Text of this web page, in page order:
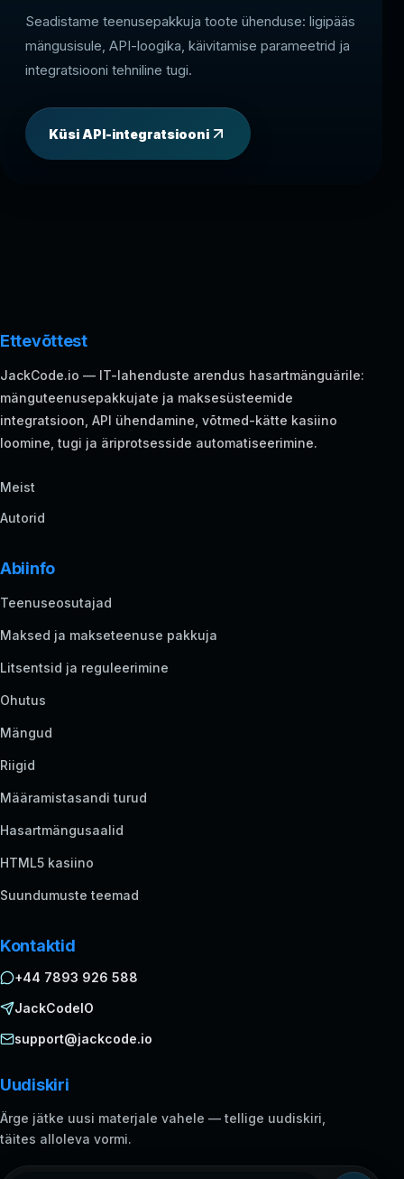
Seadistame teenusepakkuja toote ühenduse: ligipääs
mängusisule, API-loogika, käivitamise parameetrid ja
integratsiooni tehniline tugi.
Küsi API-integratsiooni
Ettevõttest
JackCode.io — IT-lahenduste arendus hasartmänguärile:
mänguteenusepakkujate ja maksesüsteemide
integratsioon, API ühendamine, võtmed-kätte kasiino
loomine, tugi ja äriprotsesside automatiseerimine.
Meist
Autorid
Abiinfo
Teenuseosutajad
Maksed ja makseteenuse pakkuja
Litsentsid ja reguleerimine
Ohutus
Mängud
Riigid
Määramistasandi turud
Hasartmängusaalid
HTML5 kasiino
Suundumuste teemad
Kontaktid
+44 7893 926 588
JackCodeIO
support@jackcode.io
Uudiskiri
Ärge jätke uusi materjale vahele — tellige uudiskiri,
täites alloleva vormi.